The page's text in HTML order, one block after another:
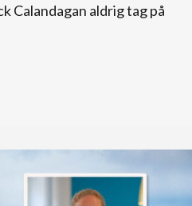
Calandagan aldrig tag på